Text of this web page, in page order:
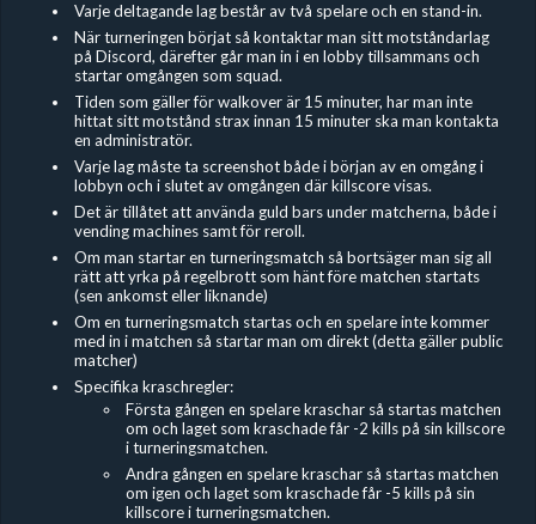
Varje deltagande lag består av två spelare och en stand-in.
När turneringen börjat så kontaktar man sitt motståndarlag
på Discord, därefter går man in i en lobby tillsammans och
startar omgången som squad.
Tiden som gäller för walkover är 15 minuter, har man inte
hittat sitt motstånd strax innan 15 minuter ska man kontakta
en administratör.
Varje lag måste ta screenshot både i början av en omgång i
lobbyn och i slutet av omgången där killscore visas.
Det är tillåtet att använda guld bars under matcherna, både i
vending machines samt för reroll.
Om man startar en turneringsmatch så bortsäger man sig all
rätt att yrka på regelbrott som hänt före matchen startats
(sen ankomst eller liknande)
Om en turneringsmatch startas och en spelare inte kommer
med in i matchen så startar man om direkt (detta gäller public
matcher)
Specifika kraschregler:
Första gången en spelare kraschar så startas matchen
om och laget som kraschade får -2 kills på sin killscore
i turneringsmatchen.
Andra gången en spelare kraschar så startas matchen
om igen och laget som kraschade får -5 kills på sin
killscore i turneringsmatchen.